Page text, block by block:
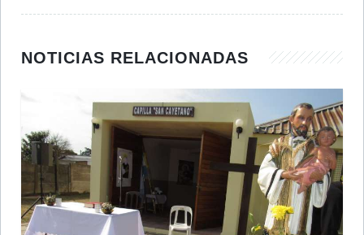
NOTICIAS RELACIONADAS